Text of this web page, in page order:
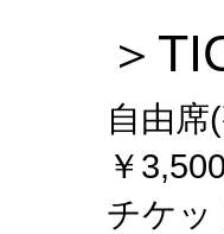
＞
自由
￥
チケッ